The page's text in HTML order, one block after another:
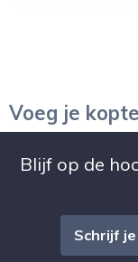
Voeg je
Blijf op de
Schrijf